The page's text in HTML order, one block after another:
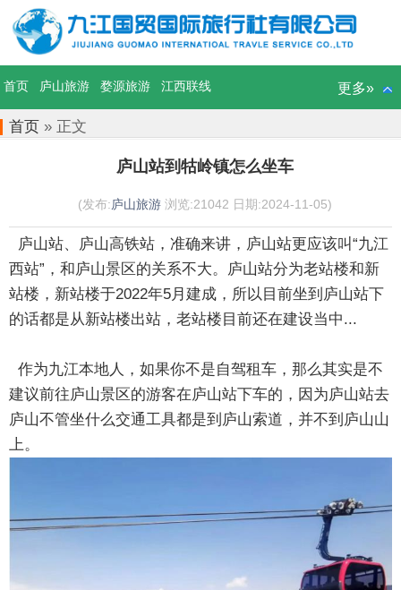
首页 庐山旅游 婺源旅游 江西联线 更多»
首页 » 正文
庐山站到牯岭镇怎么坐车
(发布:庐山旅游 浏览:21042 日期:2024-11-05)
庐山站、庐山高铁站，准确来讲，庐山站更应该叫“九江
西站”，和庐山景区的关系不大。庐山站分为老站楼和新
站楼，新站楼于2022年5月建成，所以目前坐到庐山站下
的话都是从新站楼出站，老站楼目前还在建设当中...
作为九江本地人，如果你不是自驾租车，那么其实是不
建议前往庐山景区的游客在庐山站下车的，因为庐山站去
庐山不管坐什么交通工具都是到庐山索道，并不到庐山山
上。